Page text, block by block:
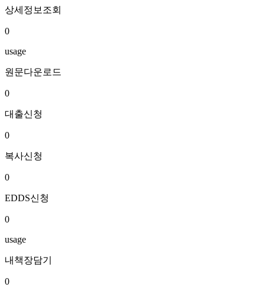
상세정보조회
0
usage
원문다운로드
0
대출신청
0
복사신청
0
EDDS신청
0
usage
내책장담기
0